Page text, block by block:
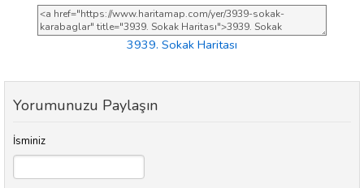
3939. Sokak Haritası
Yorumunuzu Paylaşın
İsminiz